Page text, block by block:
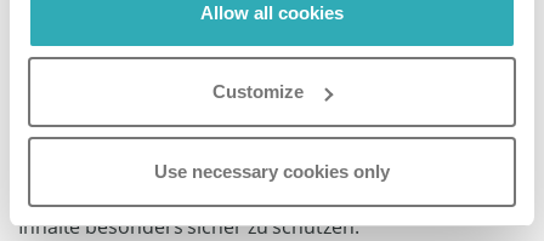
Allow all cookies
Customize
Use necessary cookies only
innerhalb bestimmter IP-Bereiche. Diese Lösung ist
perfekt für Unternehmen mit internen Dokumenten
oder wenn du dein Flipbook an ein begrenztes
Publikum verkaufst. Das IP-Whitelisting stellt sicher,
dass nur Personen mit zugelassenen IP-Adressen dein
Flipbook ansehen können. Du kannst IP-Whitelisting mit
einem Passwortschutz kombinieren, um deine Online-
Inhalte besonders sicher zu schützen.